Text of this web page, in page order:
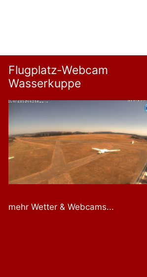
Flugplatz-Webcam
Wasserkuppe
mehr Wetter & Webcams...